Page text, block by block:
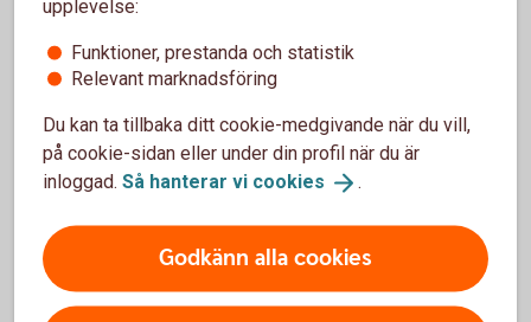
Villa eller Hem (ej Fritidshus) i kombination med
försäkringen Bil, Lätt lastbil eller Husbil.
Anmäl skada
upplevelse:
Funktioner, prestanda och statistik
Relevant marknadsföring
Du kan ta tillbaka ditt cookie-medgivande när du vill,
på cookie-sidan eller under din profil när du är
inloggad. Så hanterar vi cookies .
Godkänn alla cookies